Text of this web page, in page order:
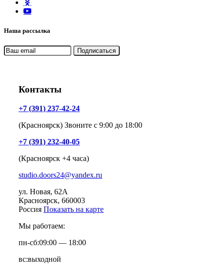
Наша рассылка
Контакты
+7 (391) 237-42-24
(Красноярск) Звоните с 9:00 до 18:00
+7 (391) 232-40-05
(Красноярск +4 часа)
studio.doors24@yandex.ru
ул. Новая, 62А
Красноярск, 660003
Россия Показать на карте
Мы работаем:
пн-сб:09:00 — 18:00
вс:выходной